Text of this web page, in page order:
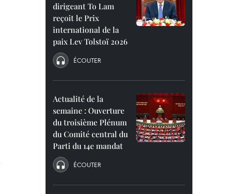
dirigeant To Lam
reçoit le Prix
international de la
paix Lev Tolstoï 2026
ÉCOUTER
Actualité de la
semaine : Ouverture
du troisième Plénum
du Comité central du
Parti du 14e mandat
ÉCOUTER